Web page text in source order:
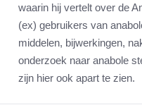
waarin hij vertelt over de
(ex) gebruikers van
middelen, bijwerkingen,
onderzoek naar anabole
zijn hier ook apart te zien.